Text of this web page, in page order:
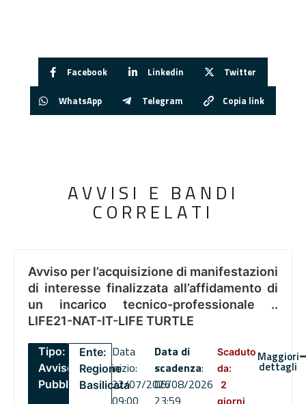
Facebook Linkedin Twitter
WhatsApp Telegram Copia link
AVVISI E BANDI
CORRELATI
Avviso per l’acquisizione di manifestazioni
di interesse finalizzata all’affidamento di
un incarico tecnico-professionale ..
LIFE21-NAT-IT-LIFE TURTLE
Tipo:
Avviso
Pubblico
Ente:
Regione
Basilicata
Data
inizio:
22/07/2026
Data di
scadenza:
06/08/2026
Scaduto
da:
2
giorni
Maggiori
dettagli